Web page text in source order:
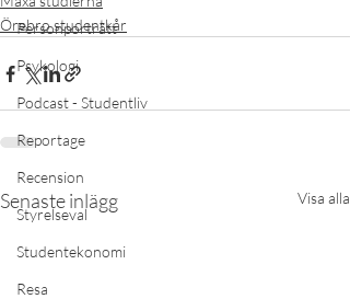
Personporträtt
Psykologi
Podcast - Studentliv
Reportage
Recension
Styrelseval
Studentekonomi
Resa
Örebro studentkår
Senaste inlägg Visa alla